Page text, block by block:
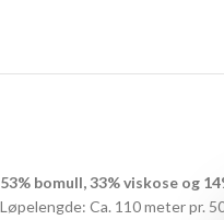
53% bomull, 33% viskose og
Løpelengde: Ca. 110 meter pr. 50